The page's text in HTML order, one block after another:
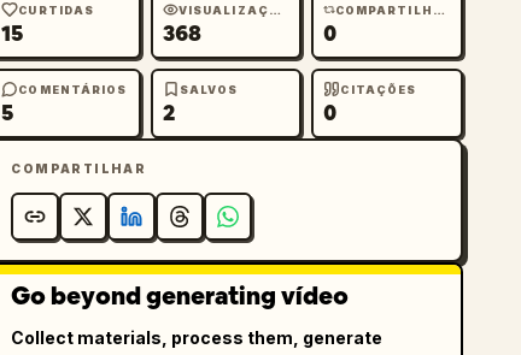
CURTIDAS
15
VISUALIZAÇÕES
368
COMPARTILHAMENTOS
0
COMENTÁRIOS
5
SALVOS
2
CITAÇÕES
0
COMPARTILHAR
Go beyond generating vídeo
Collect materials, process them, generate